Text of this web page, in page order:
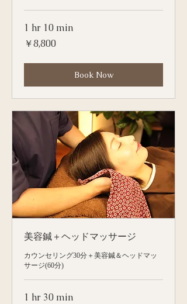
1 hr 10 min
8,800
円
￥8,800
Book Now
美容鍼＋ヘッドマッサージ
カウンセリング30分＋美容鍼＆ヘッドマッ
サージ(60分)
1 hr 30 min